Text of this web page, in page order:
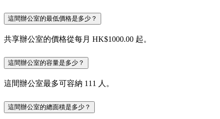
這間辦公室的最低價格是多少？
共享辦公室的價格從每月 HK$1000.00 起。
這間辦公室的容量是多少？
這間辦公室最多可容納 111 人。
這間辦公室的總面積是多少？